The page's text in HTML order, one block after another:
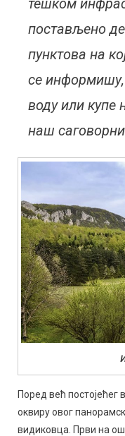
тешком
постављено
пунктова на
се информишу,
воду или купе
наш
Поред већ
оквиру овог
видиковца. Први на